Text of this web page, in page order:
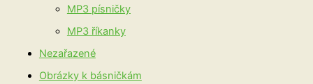
MP3 písničky
MP3 říkanky
Nezařazené
Obrázky k básničkám